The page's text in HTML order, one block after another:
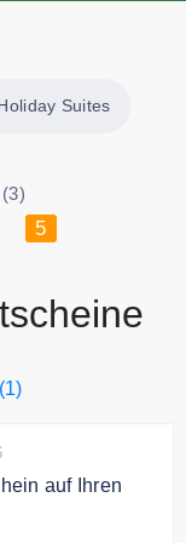
Suites
5
auf Ihren